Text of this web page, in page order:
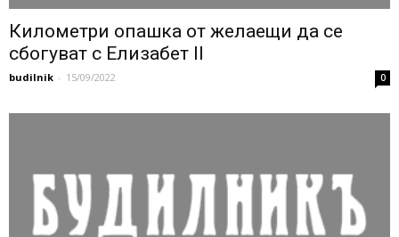
Километри опашка от желаещи да се
сбогуват с Елизабет ІІ
budilnik - 15/09/2022 0